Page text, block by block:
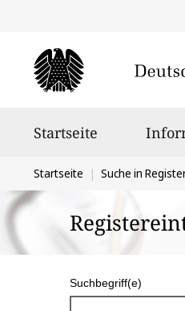
Startseite
Sie
befinden
sich
hier:
Startseite Suche in
u
Suchbegriff(e)